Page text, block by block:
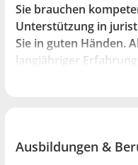
Sie brauchen
Unterstützung in
Sie in guten Händen.
langjähriger
beraten wir Sie
Ausbildungen &